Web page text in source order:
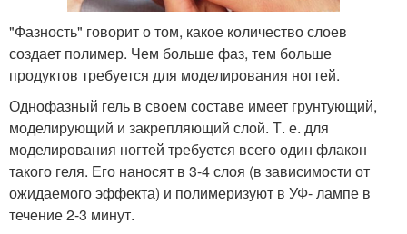
"Фазность" говорит о том, какое количество слоев
создает полимер. Чем больше фаз, тем больше
продуктов требуется для моделирования ногтей.
Однофазный гель в своем составе имеет грунтующий,
моделирующий и закрепляющий слой. Т. е. для
моделирования ногтей требуется всего один флакон
такого геля. Его наносят в 3-4 слоя (в зависимости от
ожидаемого эффекта) и полимеризуют в УФ- лампе в
течение 2-3 минут.